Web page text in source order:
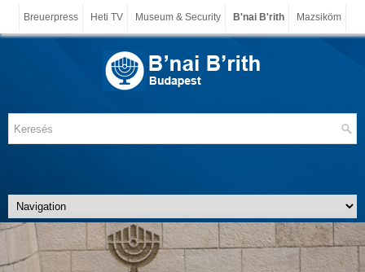
Breuerpress Heti TV Museum & Security B'nai B'rith Mazsiköm